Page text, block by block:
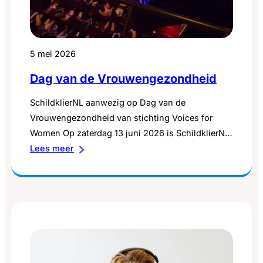
5 mei 2026
Dag van de Vrouwengezondheid
SchildklierNL aanwezig op Dag van de
Vrouwengezondheid van stichting Voices for
Women Op zaterdag 13 juni 2026 is SchildklierNL
aanwezig op de Dag van de Vrouwengezondheid
we normaal vooral zichtbaar zijn tijdens de Week
Lees meer:
van